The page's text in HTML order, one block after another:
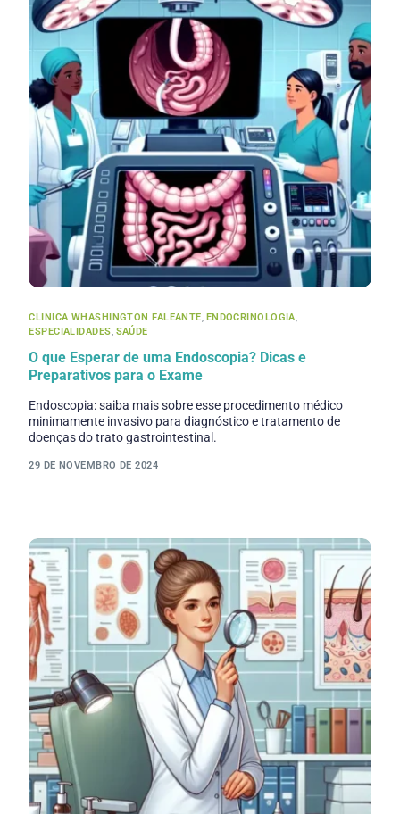
CLINICA WHASHINGTON FALEANTE, ENDOCRINOLOGIA,
ESPECIALIDADES, SAÚDE
O que Esperar de uma Endoscopia? Dicas e
Preparativos para o Exame
Endoscopia: saiba mais sobre esse procedimento médico
minimamente invasivo para diagnóstico e tratamento de
doenças do trato gastrointestinal.
29 DE NOVEMBRO DE 2024